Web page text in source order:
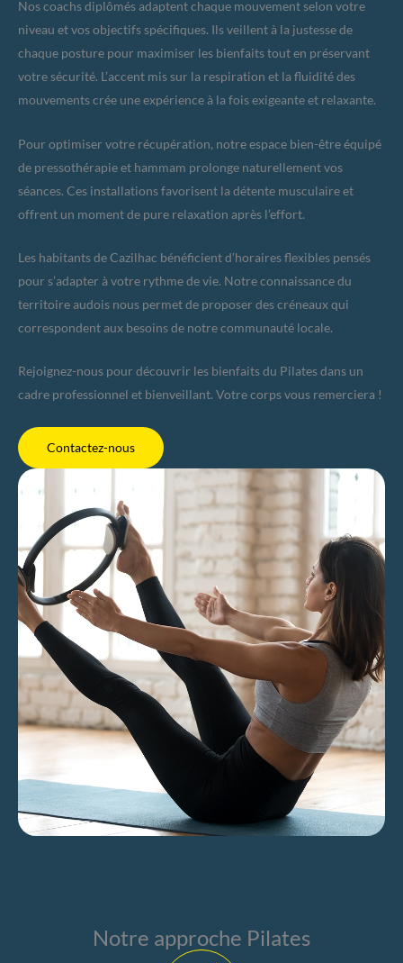
Nos coachs diplômés adaptent chaque mouvement selon votre
niveau et vos objectifs spécifiques. Ils veillent à la justesse de
chaque posture pour maximiser les bienfaits tout en préservant
votre sécurité. L’accent mis sur la respiration et la fluidité des
mouvements crée une expérience à la fois exigeante et relaxante.
Pour optimiser votre récupération, notre espace bien-être équipé
de pressothérapie et hammam prolonge naturellement vos
séances. Ces installations favorisent la détente musculaire et
offrent un moment de pure relaxation après l’effort.
Les habitants de Cazilhac bénéficient d’horaires flexibles pensés
pour s’adapter à votre rythme de vie. Notre connaissance du
territoire audois nous permet de proposer des créneaux qui
correspondent aux besoins de notre communauté locale.
Rejoignez-nous pour découvrir les bienfaits du Pilates dans un
cadre professionnel et bienveillant. Votre corps vous remerciera !
Contactez-nous
Notre approche Pilates